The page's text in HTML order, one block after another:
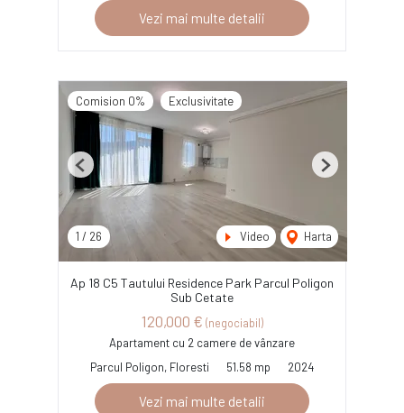
Vezi mai multe detalii
Comision 0% Exclusivitate
1 / 26 Video Harta
Previous Next
Ap 18 C5 Tautului Residence Park Parcul Poligon
Sub Cetate
120,000 € (negociabil)
Apartament cu 2 camere de vânzare
Parcul Poligon, Floresti
51.58 mp 2024
Vezi mai multe detalii